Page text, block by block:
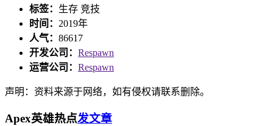
标签： 生存 竞技
时间： 2019年
人气： 86617
开发公司： Respawn
运营公司： Respawn
声明：资料来源于网络，如有侵权请联系删除。
Apex英雄热点发文章